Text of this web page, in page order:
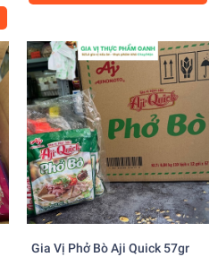
Gia Vị Phở Bò Aji Quick 57gr